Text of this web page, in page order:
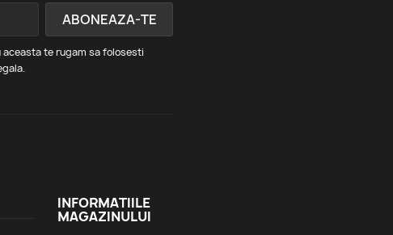
aceasta te rugam sa folosesti
INFORMATIILE
MAGAZINULUI